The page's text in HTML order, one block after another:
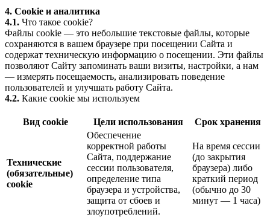
4. Cookie и аналитика
4.1. Что такое cookie?
Файлы cookie — это небольшие текстовые файлы, которые
сохраняются в вашем браузере при посещении Сайта и
содержат техническую информацию о посещении. Эти файлы
позволяют Сайту запоминать ваши визиты, настройки, а нам
— измерять посещаемость, анализировать поведение
пользователей и улучшать работу Сайта.
4.2. Какие cookie мы используем
Вид cookie Цели использования Срок хранения
Технические
(обязательные)
cookie
Обеспечение
корректной работы
Сайта, поддержание
сессии пользователя,
определение типа
браузера и устройства,
защита от сбоев и
злоупотреблений.
На время сессии
(до закрытия
браузера) либо
краткий период
(обычно до 30
минут — 1 часа)